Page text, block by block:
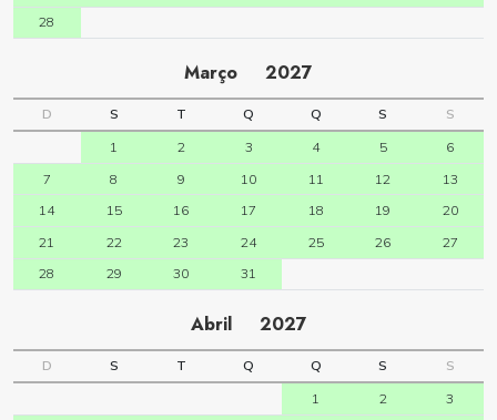
28
Março 2027
D S T Q Q S
S
1
2 3 4 5
6
7
8 9 10 11 12
13
14
15 16 17 18 19
20
21
22 23 24 25 26
27
28
29 30 31
Abril 2027
D S T Q Q S
S
1
2
3